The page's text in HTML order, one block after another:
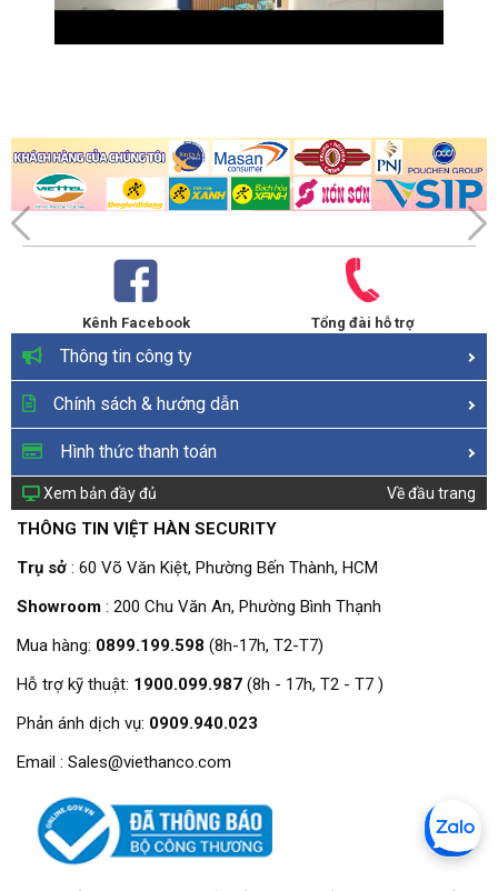
Kênh Facebook Tổng đài hỗ trợ
Thông tin công ty
Chính sách & hướng dẫn
Hình thức thanh toán
Xem bản đầy đủ Về đầu trang
THÔNG TIN VIỆT HÀN SECURITY
Trụ sở : 60 Võ Văn Kiệt, Phường Bến Thành, HCM
Showroom : 200 Chu Văn An, Phường Bình Thạnh
Mua hàng: 0899.199.598 (8h-17h, T2-T7)
Hỗ trợ kỹ thuật: 1900.099.987 (8h - 17h, T2 - T7 )
Phản ánh dịch vụ: 0909.940.023
Email : Sales@viethanco.com